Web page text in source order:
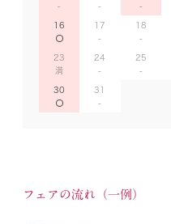
16 17 18
23 24 25
30 31
フェアの流れ（一例）